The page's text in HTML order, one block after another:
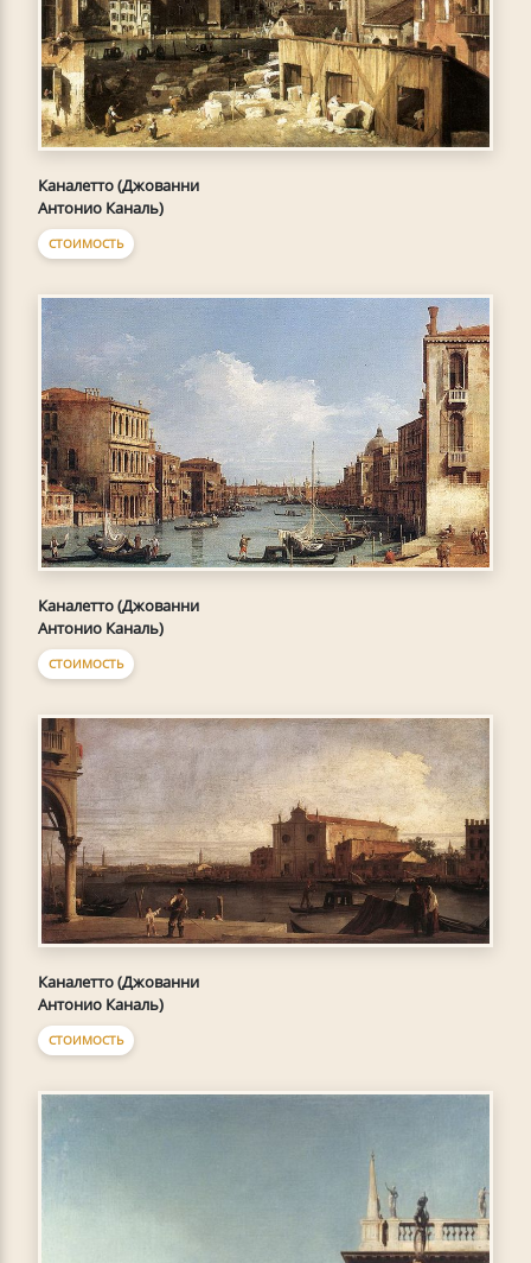
Каналетто (Джованни
Антонио Каналь)
СТОИМОСТЬ
Каналетто (Джованни
Антонио Каналь)
СТОИМОСТЬ
Каналетто (Джованни
Антонио Каналь)
СТОИМОСТЬ